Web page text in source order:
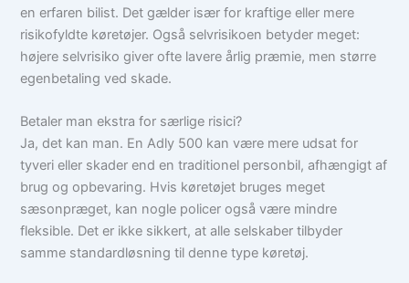
en erfaren bilist. Det gælder især for kraftige eller mere
risikofyldte køretøjer. Også selvrisikoen betyder meget:
højere selvrisiko giver ofte lavere årlig præmie, men større
egenbetaling ved skade.
Betaler man ekstra for særlige risici?
Ja, det kan man. En Adly 500 kan være mere udsat for
tyveri eller skader end en traditionel personbil, afhængigt af
brug og opbevaring. Hvis køretøjet bruges meget
sæsonpræget, kan nogle policer også være mindre
fleksible. Det er ikke sikkert, at alle selskaber tilbyder
samme standardløsning til denne type køretøj.